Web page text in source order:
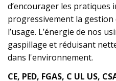
d’encourager les
progressivement la
l’usage. L’énergie de nos
gaspillage et réduisant
dans l'environnement.
CE, PED, FGAS, C UL US,